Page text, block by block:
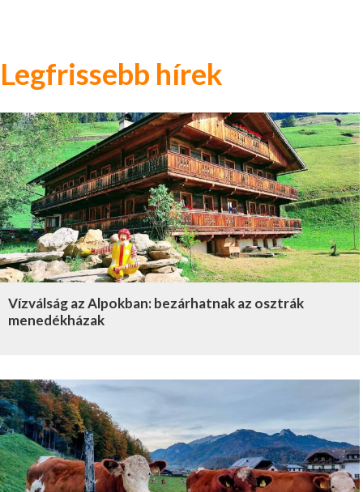
Legfrissebb hírek
Vízválság az Alpokban: bezárhatnak az osztrák
menedékházak